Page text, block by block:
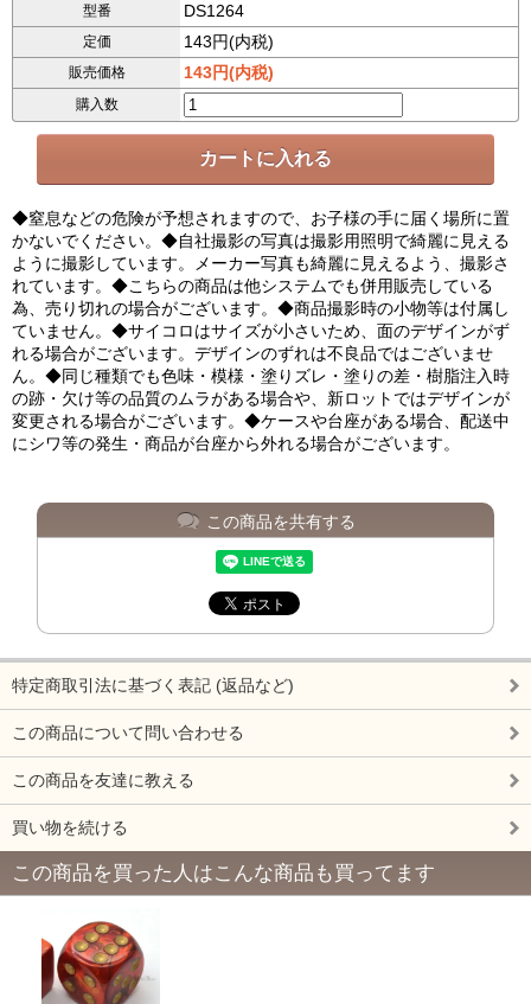
型番 DS1264
定価 143円(内税)
販売価格 143円(内税)
購入数
◆窒息などの危険が予想されますので、お子様の手に届く場所に置
かないでください。◆自社撮影の写真は撮影用照明で綺麗に見える
ように撮影しています。メーカー写真も綺麗に見えるよう、撮影さ
れています。◆こちらの商品は他システムでも併用販売している
為、売り切れの場合がございます。◆商品撮影時の小物等は付属し
ていません。◆サイコロはサイズが小さいため、面のデザインがず
れる場合がございます。デザインのずれは不良品ではございませ
ん。◆同じ種類でも色味・模様・塗りズレ・塗りの差・樹脂注入時
の跡・欠け等の品質のムラがある場合や、新ロットではデザインが
変更される場合がございます。◆ケースや台座がある場合、配送中
にシワ等の発生・商品が台座から外れる場合がございます。
この商品を共有する
特定商取引法に基づく表記 (返品など)
この商品について問い合わせる
この商品を友達に教える
買い物を続ける
この商品を買った人はこんな商品も買ってます